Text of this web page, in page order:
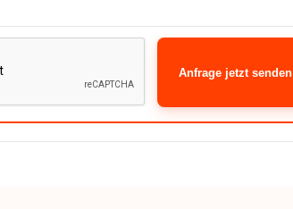
Anfrage jetzt senden